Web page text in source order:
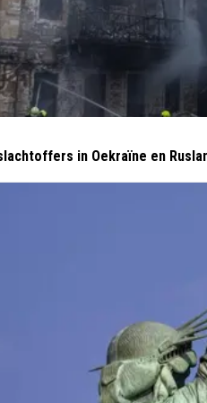
in Oekraïne en